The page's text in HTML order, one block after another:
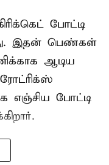
போட்டி
இதன் பெண்கள்
ஆடிய
எஞ்சிய போட்டி